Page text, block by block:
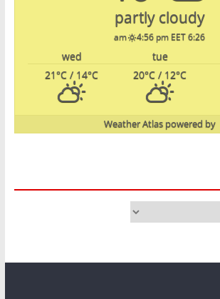
partly cloudy
6:26 am
4:56 pm EET
tue
wed
20°C / 12°C
21°C / 14°C
powered by
Weather Atlas